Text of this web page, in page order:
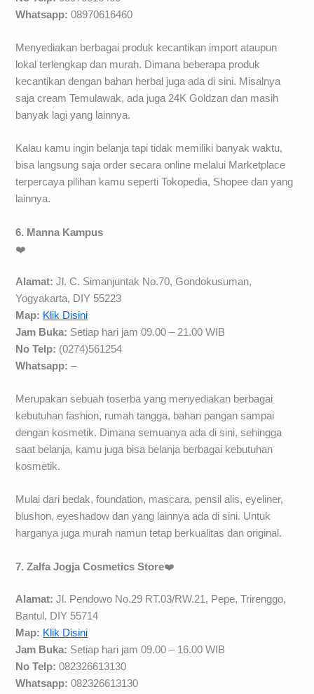
Whatsapp: 08970616460
Menyediakan berbagai produk kecantikan import ataupun
lokal terlengkap dan murah. Dimana beberapa produk
kecantikan dengan bahan herbal juga ada di sini. Misalnya
saja cream Temulawak, ada juga 24K Goldzan dan masih
banyak lagi yang lainnya.
Kalau kamu ingin belanja tapi tidak memiliki banyak waktu,
bisa langsung saja order secara online melalui Marketplace
terpercaya pilihan kamu seperti Tokopedia, Shopee dan yang
lainnya.
6. Manna Kampus
❤️
Alamat:Jl. C. Simanjuntak No.70, Gondokusuman,
Yogyakarta, DIY 55223
Map: Klik Disini
Jam Buka: Setiap hari jam 09.00 – 21.00 WIB
No Telp: (0274)561254
Whatsapp: –
Merupakan sebuah toserba yang menyediakan berbagai
kebutuhan fashion, rumah tangga, bahan pangan sampai
dengan kosmetik. Dimana semuanya ada di sini, sehingga
saat belanja, kamu juga bisa belanja berbagai kebutuhan
kosmetik.
Mulai dari bedak, foundation, mascara, pensil alis, eyeliner,
blushon, eyeshadow dan yang lainnya ada di sini. Untuk
harganya juga murah namun tetap berkualitas dan original.
7. Zalfa Jogja Cosmetics Store❤️
Alamat: Jl. Pendowo No.29 RT.03/RW.21, Pepe, Trirenggo,
Bantul, DIY 55714
Map: Klik Disini
Jam Buka: Setiap hari jam 09.00 – 16.00 WIB
No Telp: 082326613130
Whatsapp: 082326613130